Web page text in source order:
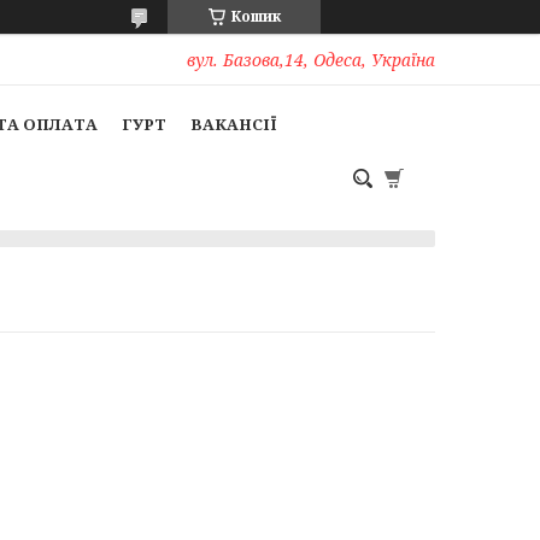
Кошик
вул. Базова,14, Одеса, Україна
ОПЛАТА ГУРТ ВАКАНСІЇ